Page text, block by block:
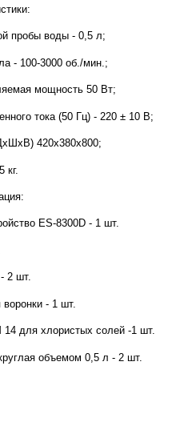
пробы воды - 0,5 л;
- 100-3000 об./мин.;
мощность 50 Вт;
тока (50 Гц) - 220 ± 10 В;
420x380х800;
кг.
ES-8300D - 1 шт.
2 шт.
- 1 шт.
для хлористых солей -1 шт.
объемом 0,5 л - 2 шт.